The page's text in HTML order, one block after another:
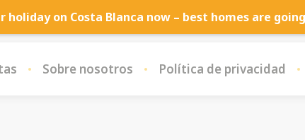
Sobre nosotros Política de privacidad
holiday on Costa Blanca now – best homes are